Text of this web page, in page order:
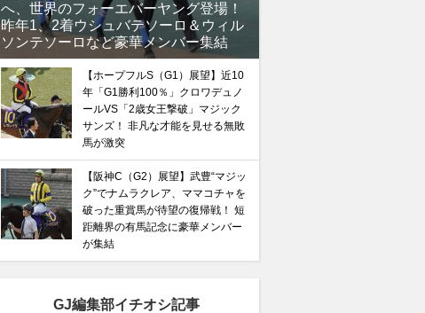
へ、世界のフォーエバーヤング登場！
昨年1、2着ウシュバテソーロ＆ウィル
ソンテソーロなど豪華メンバー集結
【ホープフルS（G1）展望】近10
年「G1勝利100％」クロワデュノ
ールVS「2歳女王撃破」マジック
サンズ！ 非凡な才能を見せる無敗
馬が激突
【阪神C（G2）展望】武豊“マジッ
ク”でナムラクレア、ママコチャを
破った重賞馬が待望の復帰戦！ 短
距離界の有馬記念に豪華メンバー
が集結
GJ編集部イチオシ記事